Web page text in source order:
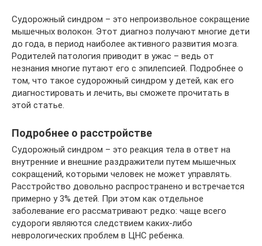
Судорожный синдром – это непроизвольное сокращение
мышечных волокон. Этот диагноз получают многие дети
до года, в период наиболее активного развития мозга.
Родителей патология приводит в ужас – ведь от
незнания многие путают его с эпилепсией. Подробнее о
том, что такое судорожный синдром у детей, как его
диагностировать и лечить, вы сможете прочитать в
этой статье.
Подробнее о расстройстве
Судорожный синдром – это реакция тела в ответ на
внутренние и внешние раздражители путем мышечных
сокращений, которыми человек не может управлять.
Расстройство довольно распространено и встречается
примерно у 3% детей. При этом как отдельное
заболевание его рассматривают редко: чаще всего
судороги являются следствием каких-либо
неврологических проблем в ЦНС ребенка.